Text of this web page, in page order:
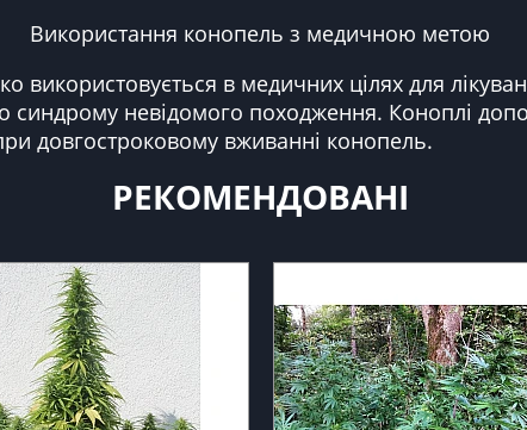
Використання конопель з медичною метою
використовується в медичних цілях для
невідомого походження. Коноплі
довгостроковому вживанні конопель.
РЕКОМЕНДОВАНІ